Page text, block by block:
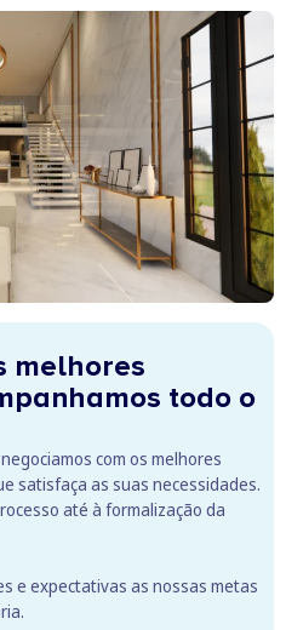
melhores
todo o
com os melhores
satisfaça as suas necessidades.
até à formalização da
e expectativas as nossas metas